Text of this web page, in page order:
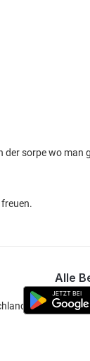
sorpe wo man
verschoben.
Alle